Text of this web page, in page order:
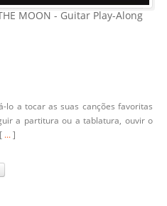
MOON - Guitar Play-Along
lo a tocar as suas canções favoritas
a partitura ou a tablatura, ouvir o
...]